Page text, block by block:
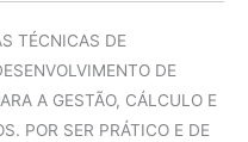
TÉCNICAS DE
DE
A GESTÃO, CÁLCULO E
POR SER PRÁTICO E DE